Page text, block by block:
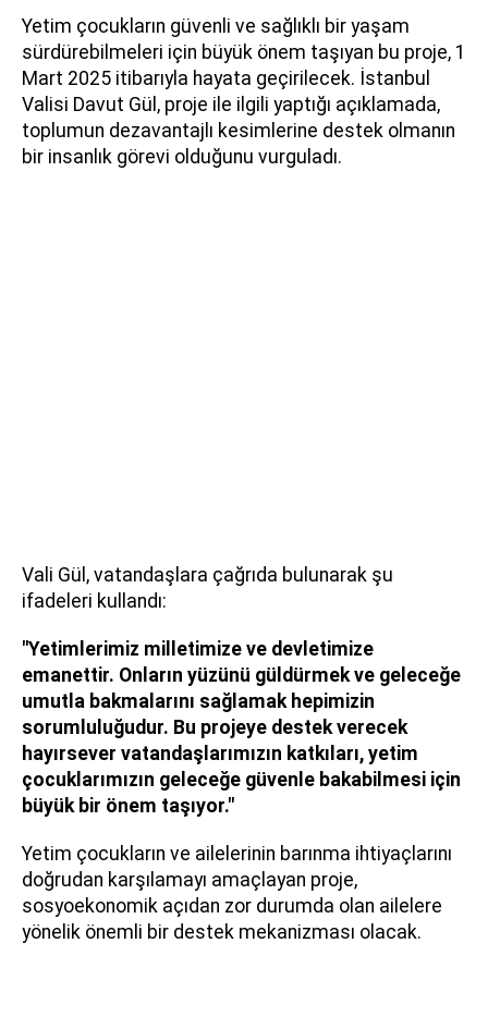
Yetim çocukların güvenli ve sağlıklı bir yaşam
sürdürebilmeleri için büyük önem taşıyan bu proje, 1
Mart 2025 itibarıyla hayata geçirilecek. İstanbul
Valisi Davut Gül, proje ile ilgili yaptığı açıklamada,
toplumun dezavantajlı kesimlerine destek olmanın
bir insanlık görevi olduğunu vurguladı.
Vali Gül, vatandaşlara çağrıda bulunarak şu
ifadeleri kullandı:
"Yetimlerimiz milletimize ve devletimize
emanettir. Onların yüzünü güldürmek ve geleceğe
umutla bakmalarını sağlamak hepimizin
sorumluluğudur. Bu projeye destek verecek
hayırsever vatandaşlarımızın katkıları, yetim
çocuklarımızın geleceğe güvenle bakabilmesi için
büyük bir önem taşıyor."
Yetim çocukların ve ailelerinin barınma ihtiyaçlarını
doğrudan karşılamayı amaçlayan proje,
sosyoekonomik açıdan zor durumda olan ailelere
yönelik önemli bir destek mekanizması olacak.